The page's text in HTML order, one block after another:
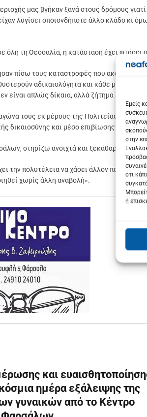
Εμείς
στην
ότι
ή
μας βγήκαν ξανά στους δρόμους
λυγίσει οποιονδήποτε άλλο κλάδο κι
όλη τη Θεσσαλία, η κατάσταση έχει φτάσει
πίσω τους καταστροφές που ακόμη δεν
αδικαιολόγητα και κάθε μέρα που
είναι απλώς δίκαια, αλλά ζήτημα επιβίωσης.
τους εκ μέρους της Πολιτείας είναι
δικαιοσύνης και μέσο επιβίωσης.
στηρίζω ανοιχτά και ξεκάθαρα αυτόν
την πολυτέλεια να χάσει άλλον παραγωγό,
χωρίς άλλη αναβολή».
και
ημέρα εξάλειψης της
γυναικών από το Κέντρο